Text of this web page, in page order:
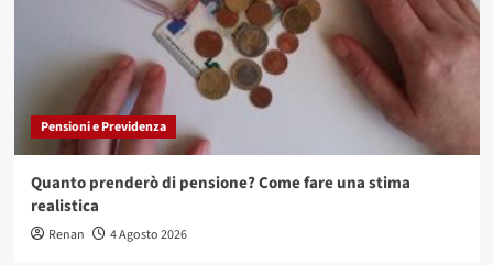
Pensioni e Previdenza
Quanto prenderò di pensione? Come fare una stima
realistica
Renan 4 Agosto 2026